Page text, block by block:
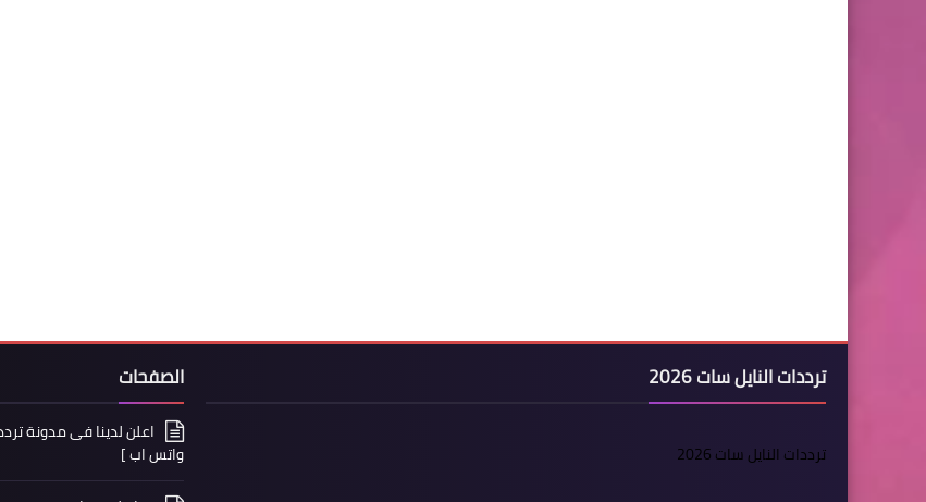
ترددات النايل سات 2026
ترددات النايل سات 2026
الصفحات
واتس اب ]